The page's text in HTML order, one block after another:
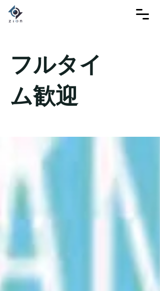
フルタイ
ム歓迎